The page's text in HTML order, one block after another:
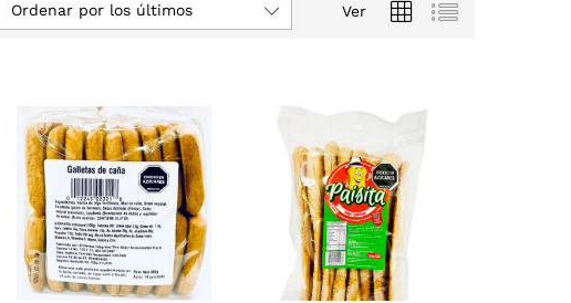
Ver
Ordenar por los últimos